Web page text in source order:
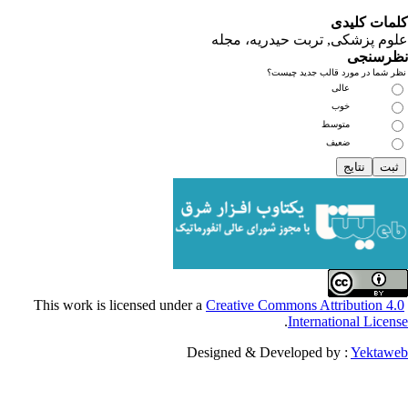
تربت حیدریه، مجله
قالب جدید چیست؟
عالی
خوب
متوسط
ضعیف
Creative Commons
.
Designed & Developed by :